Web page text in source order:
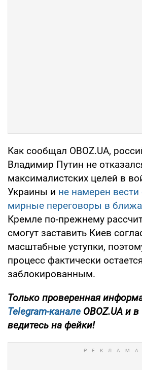
Как сообщал OBOZ.UA,
Владимир Путин не
максималистских целей в
Украины и не намерен
мирные переговоры в
Кремле по-прежнему
смогут заставить Киев
масштабные уступки,
процесс фактически остается
заблокированным.
Только проверенная
Telegram-канале OBOZ.UA и в
ведитесь на фейки!